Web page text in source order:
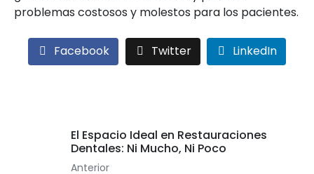
problemas costosos y molestos para los pacientes.
Facebook Twitter LinkedIn
El Espacio Ideal en Restauraciones
Dentales: Ni Mucho, Ni Poco
Anterior